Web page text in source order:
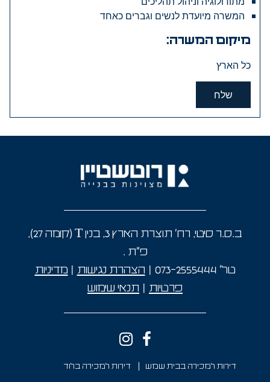
המשרה מיועדת לנשים וגברים כאחד
מיקום המשרה:
כל הארץ
שלח
ב.ס.ר סיטי, רח' תוצרת הארץ 3, בנין T (קומה 27),
פ"ת .
טל’ 073-2555444 הצהרת נגישות
מדיניות
פרטיות
תנאי שימוש
דירות למכירה בבית שמש דירות למכירה בלוד